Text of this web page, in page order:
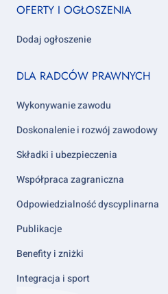
1
OFERTY I OGŁOSZENIA
Dodaj ogłoszenie
Footer
2
DLA RADCÓW PRAWNYCH
Wykonywanie zawodu
Doskonalenie i rozwój zawodowy
Składki i ubezpieczenia
Współpraca zagraniczna
Odpowiedzialność dyscyplinarna
Publikacje
Benefity i zniżki
Integracja i sport